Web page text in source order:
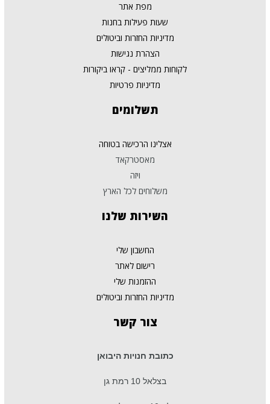
מפת אתר
שעות פעילות בחנות
מדיניות החזרות וביטולים
הצהרת נגישות
לקוחות ממליצים - קראו ביקורות
מדיניות פרטיות
תשלומים
אצלינו הרכישה בטוחה
מאסטרקאד
ויזה
משלוחים לכל הארץ
השירות שלנו
החשבון שלי
רישום לאתר
ההזמנות שלי
מדיניות החזרות וביטולים
צור קשר
כתובת חנויות היבואן
בצלאל 10 רמת גן